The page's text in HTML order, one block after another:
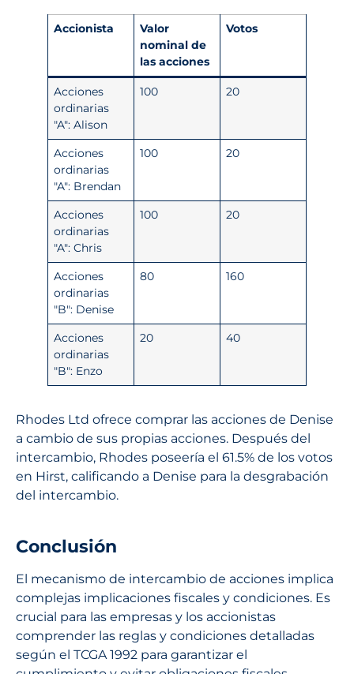
Accionista
Valor
nominal de
las acciones
Votos
Acciones
ordinarias
"A": Alison
100 20
Acciones
ordinarias
"A": Brendan
100 20
Acciones
ordinarias
"A": Chris
100 20
Acciones
ordinarias
"B": Denise
80 160
Acciones
ordinarias
"B": Enzo
20 40
Rhodes Ltd ofrece comprar las acciones de Denise
a cambio de sus propias acciones. Después del
intercambio, Rhodes poseería el 61.5% de los votos
en Hirst, calificando a Denise para la desgrabación
del intercambio.
Conclusión
El mecanismo de intercambio de acciones implica
complejas implicaciones fiscales y condiciones. Es
crucial para las empresas y los accionistas
comprender las reglas y condiciones detalladas
según el TCGA 1992 para garantizar el